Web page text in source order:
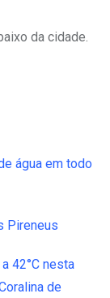
da cidade.
água em todo
Pireneus
42°C nesta
de